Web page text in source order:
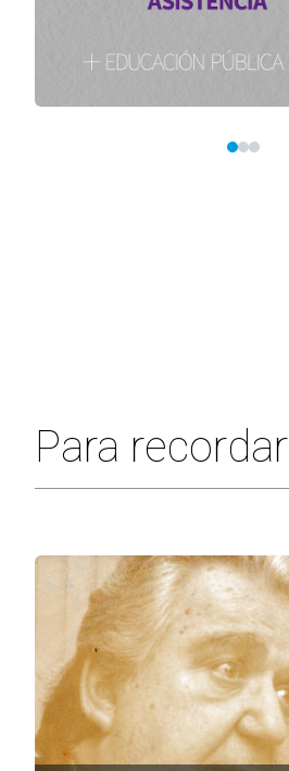
Para recordar